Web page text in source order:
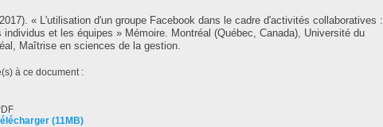
« L'utilisation d'un groupe Facebook dans le cadre d'activités collaboratives :
individus et les équipes » Mémoire. Montréal (Québec, Canada), Université du
Maîtrise en sciences de la gestion.
à ce document :
(11MB)